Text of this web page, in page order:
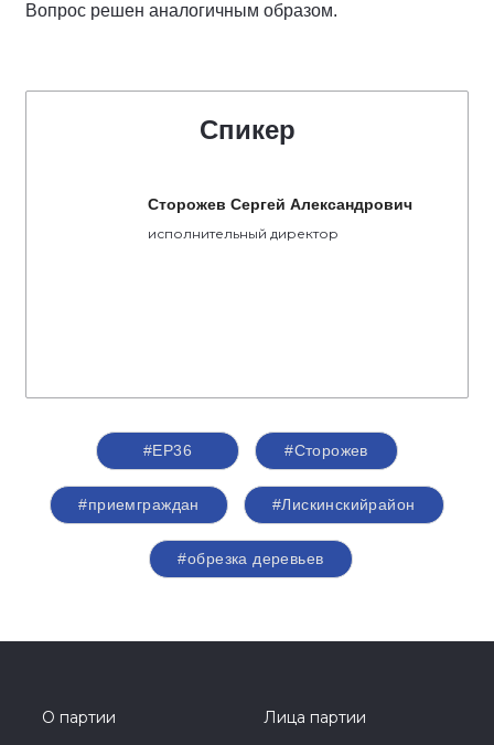
Вопрос решен аналогичным образом.
Спикер
Сторожев Сергей Александрович
исполнительный директор
#ЕР36 #Сторожев
#приемграждан #Лискинскийрайон
#обрезка деревьев
О партии
Лица партии